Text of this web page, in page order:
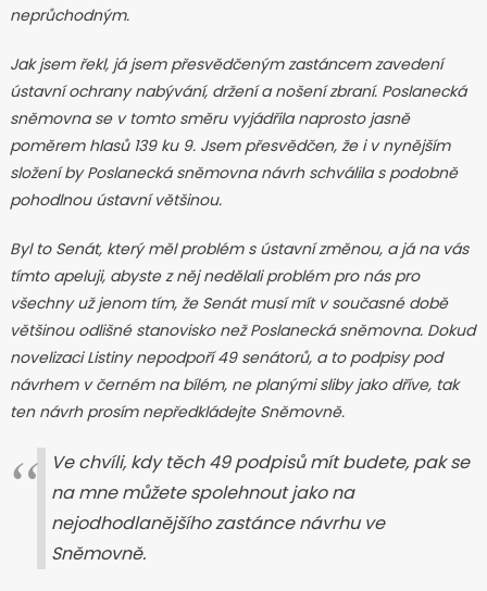
neprůchodným.
Jak jsem řekl, já jsem přesvědčeným zastáncem zavedení
ústavní ochrany nabývání, držení a nošení zbraní. Poslanecká
sněmovna se v tomto směru vyjádřila naprosto jasně
poměrem hlasů 139 ku 9. Jsem přesvědčen, že i v nynějším
složení by Poslanecká sněmovna návrh schválila s podobně
pohodlnou ústavní většinou.
Byl to Senát, který měl problém s ústavní změnou, a já na vás
tímto apeluji, abyste z něj nedělali problém pro nás pro
všechny už jenom tím, že Senát musí mít v současné době
většinou odlišné stanovisko než Poslanecká sněmovna. Dokud
novelizaci Listiny nepodpoří 49 senátorů, a to podpisy pod
návrhem v černém na bílém, ne planými sliby jako dříve, tak
ten návrh prosím nepředkládejte Sněmovně.
Ve chvíli, kdy těch 49 podpisů mít budete, pak se
na mne můžete spolehnout jako na
nejodhodlanějšího zastánce návrhu ve
Sněmovně.